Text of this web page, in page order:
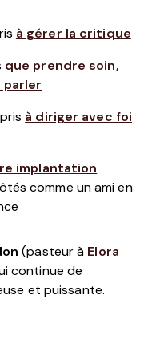
à gérer la critique
que prendre soin,
parler
à diriger avec foi
implantation
comme un ami en
(pasteur à Elora
continue de
et puissante.